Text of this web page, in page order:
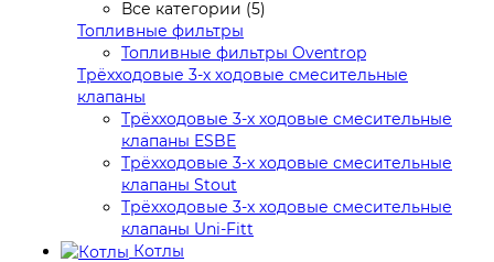
Все категории (5)
Топливные фильтры
Топливные фильтры Oventrop
Трёхходовые 3-х ходовые смесительные
клапаны
Трёхходовые 3-х ходовые смесительные
клапаны ESBE
Трёхходовые 3-х ходовые смесительные
клапаны Stout
Трёхходовые 3-х ходовые смесительные
клапаны Uni-Fitt
Котлы